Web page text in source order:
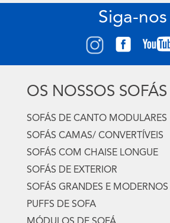
Siga-nos
OS NOSSOS SOFÁS
SOFÁS DE CANTO MODULARES
SOFÁS CAMAS/ CONVERTÍVEIS
SOFÁS COM CHAISE LONGUE
SOFÁS DE EXTERIOR
SOFÁS GRANDES E MODERNOS
PUFFS DE SOFA